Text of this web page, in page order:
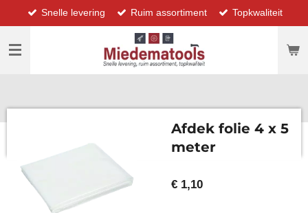
direct
naar
hoofdinhoud
Snelle levering Ruim assortiment Topkwaliteit
Afdek folie 4 x 5
meter
€ 1,10